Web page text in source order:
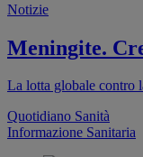
Notizie
Meningite.
La lotta globale contro
Quotidiano Sanità
Informazione Sanitaria